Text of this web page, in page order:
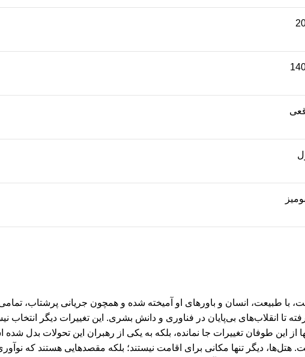
با طبیعت، انسان و باورهای او آمیخته شده و همچون جریانی پرشتاب،
تا انقلاب‌های بی‌پایان در فناوری و دانش بشری. این تغییرات دیگر انتخاب
از این طوفان تغییرات جا نمانده، بلکه به یکی از رهبران این تحولات بدل
دیگر تنها مکانی برای اقامت نیستند؛ بلکه مقصدهایی هستند که